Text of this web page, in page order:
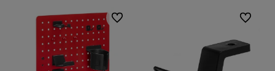
Do ulubionych Do